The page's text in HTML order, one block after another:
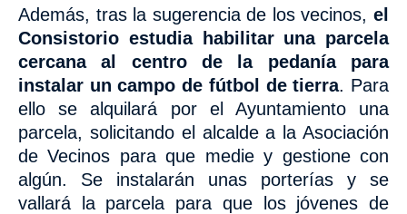
Además, tras la sugerencia de los vecinos, el
Consistorio estudia habilitar una parcela
cercana al centro de la pedanía para
instalar un campo de fútbol de tierra. Para
ello se alquilará por el Ayuntamiento una
parcela, solicitando el alcalde a la Asociación
de Vecinos para que medie y gestione con
algún. Se instalarán unas porterías y se
vallará la parcela para que los jóvenes de